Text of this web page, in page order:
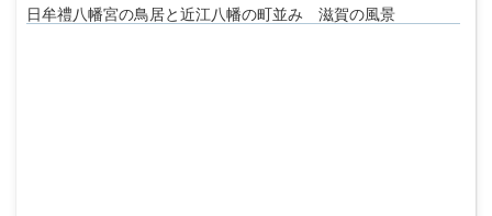
日牟禮八幡宮の鳥居と近江八幡の町並み 滋賀の風景